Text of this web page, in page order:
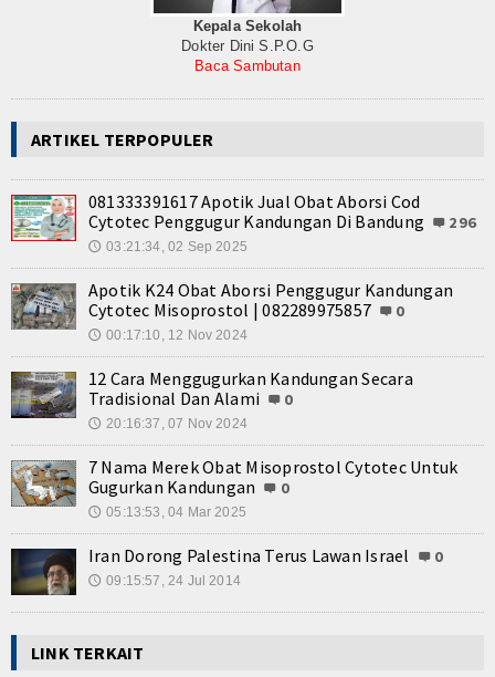
Kepala Sekolah
Dokter Dini S.P.O.G
Baca Sambutan
ARTIKEL TERPOPULER
081333391617 Apotik Jual Obat Aborsi Cod
Cytotec Penggugur Kandungan Di Bandung
296
🕔 03:21:34, 02 Sep 2025
Apotik K24 Obat Aborsi Penggugur Kandungan
Cytotec Misoprostol | 082289975857
0
🕔 00:17:10, 12 Nov 2024
12 Cara Menggugurkan Kandungan Secara
Tradisional Dan Alami
0
🕔 20:16:37, 07 Nov 2024
7 Nama Merek Obat Misoprostol Cytotec Untuk
Gugurkan Kandungan
0
🕔 05:13:53, 04 Mar 2025
Iran Dorong Palestina Terus Lawan Israel 0
🕔 09:15:57, 24 Jul 2014
LINK TERKAIT